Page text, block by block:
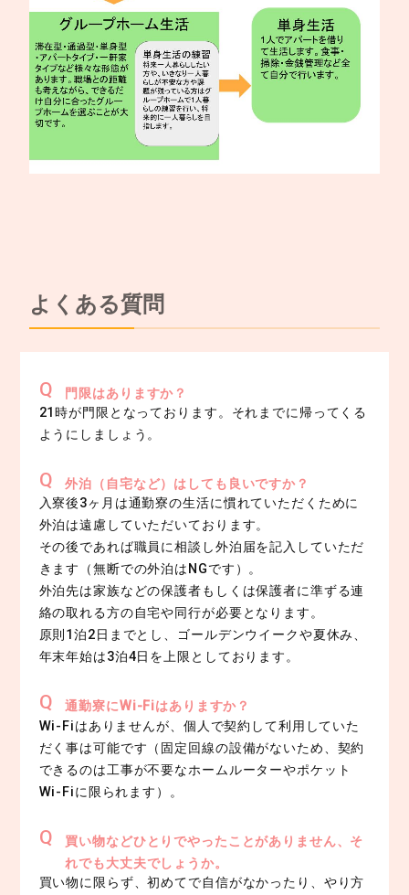
よくある質問
門限はありますか？
21時が門限となっております。それまでに帰ってくる
ようにしましょう。
外泊（自宅など）はしても良いですか？
入寮後3ヶ月は通勤寮の生活に慣れていただくために
外泊は遠慮していただいております。
その後であれば職員に相談し外泊届を記入していただ
きます（無断での外泊はNGです）。
外泊先は家族などの保護者もしくは保護者に準ずる連
絡の取れる方の自宅や同行が必要となります。
原則1泊2日までとし、ゴールデンウイークや夏休み、
年末年始は3泊4日を上限としております。
通勤寮にWi-Fiはありますか？
Wi-Fiはありませんが、個人で契約して利用していた
だく事は可能です（固定回線の設備がないため、契約
できるのは工事が不要なホームルーターやポケット
Wi-Fiに限られます）。
買い物などひとりでやったことがありません、そ
れでも大丈夫でしょうか。
買い物に限らず、初めてで自信がなかったり、やり方